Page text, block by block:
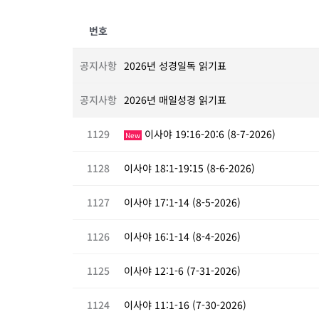
번호
공지사항 2026년 성경일독 읽기표
공지사항 2026년 매일성경 읽기표
1129 New 이사야 19:16-20:6 (8-7-2026)
1128 이사야 18:1-19:15 (8-6-2026)
1127 이사야 17:1-14 (8-5-2026)
1126 이사야 16:1-14 (8-4-2026)
1125 이사야 12:1-6 (7-31-2026)
1124 이사야 11:1-16 (7-30-2026)